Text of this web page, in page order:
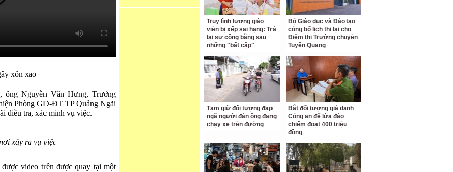
Truy lĩnh lương giáo
viên bị xếp sai hạng: Trả
lại sự công bằng sau
những "bất cập"
Bộ Giáo dục và Đào tạo
công bố lịch thi lại cho
Điểm thi Trường chuyên
Tuyên Quang
Tạm giữ đối tượng đạp
ngã người đàn ông đang
chạy xe trên đường
Bắt đối tượng giả danh
Công an để lừa đảo
chiếm đoạt 400 triệu
đồng